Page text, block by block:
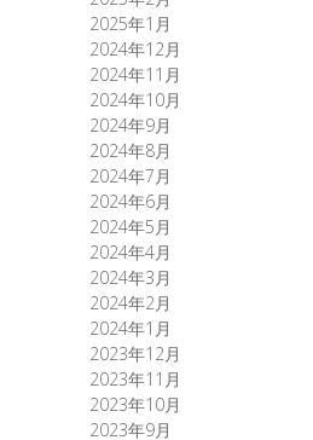
2025年1月
2024年12月
2024年11月
2024年10月
2024年9月
2024年8月
2024年7月
2024年6月
2024年5月
2024年4月
2024年3月
2024年2月
2024年1月
2023年12月
2023年11月
2023年10月
2023年9月